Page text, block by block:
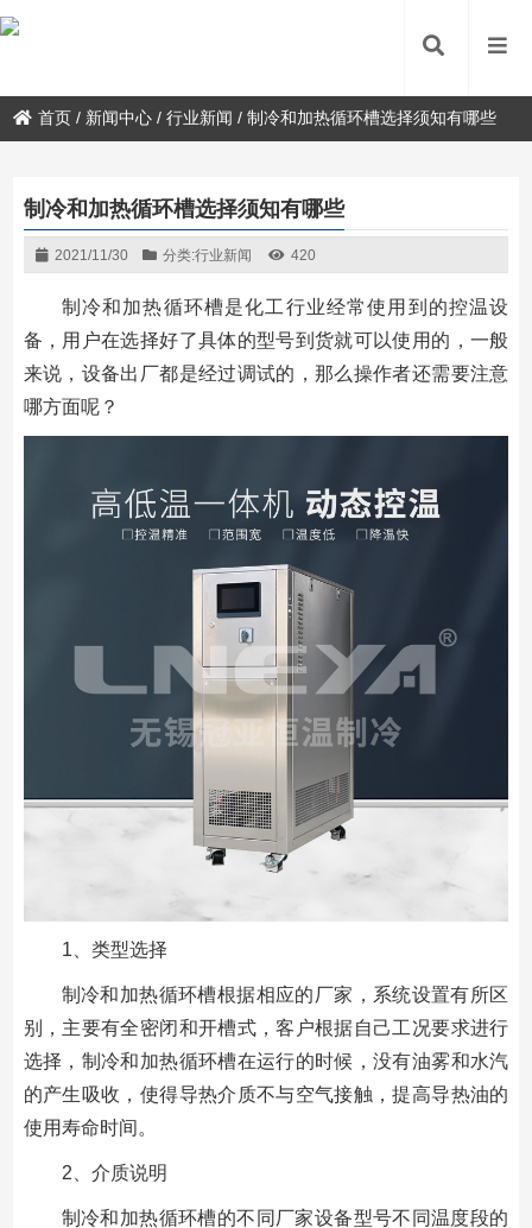
首页 / 新闻中心 /行业新闻 /制冷和加热循环槽选择须知有哪些
制冷和加热循环槽选择须知有哪些
2021/11/30 分类:行业新闻 420
制冷和加热循环槽是化工行业经常使用到的控温设
备，用户在选择好了具体的型号到货就可以使用的，一般
来说，设备出厂都是经过调试的，那么操作者还需要注意
哪方面呢？
1、类型选择
制冷和加热循环槽根据相应的厂家，系统设置有所区
别，主要有全密闭和开槽式，客户根据自己工况要求进行
选择，制冷和加热循环槽在运行的时候，没有油雾和水汽
的产生吸收，使得导热介质不与空气接触，提高导热油的
使用寿命时间。
2、介质说明
制冷和加热循环槽的不同厂家设备型号不同温度段的